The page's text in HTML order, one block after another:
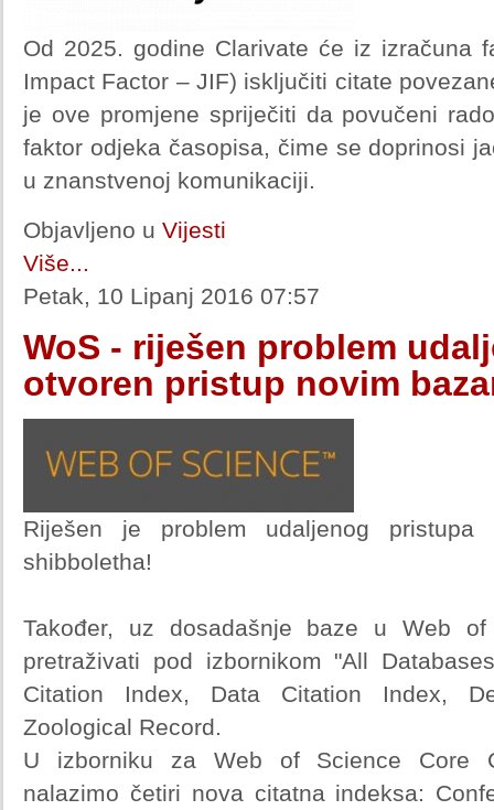
Od 2025. godine Clarivate će iz izračuna
Impact Factor – JIF) isključiti citate
je ove promjene spriječiti da povučeni
faktor odjeka časopisa, čime se doprinosi
u znanstvenoj komunikaciji.
Objavljeno u Vijesti
Više...
Petak, 10 Lipanj 2016 07:57
WoS - riješen problem
otvoren pristup novim
Riješen je problem udaljenog
shibboletha!
Također, uz dosadašnje baze u Web
pretraživati pod izbornikom "All
Citation Index, Data Citation Index,
Zoological Record.
U izborniku za Web of Science Core
nalazimo četiri nova citatna indeksa: